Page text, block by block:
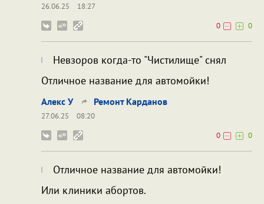
26.06.25
18:27
0
0
Невзоров когда-то "Чистилище" снял
Отличное название для автомойки!
Алекс У Ремонт Карданов
27.06.25
08:20
0
0
Отличное название для автомойки!
Или клиники абортов.